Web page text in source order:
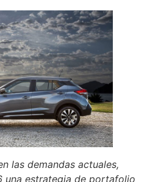
las demandas actuales,
una estrategia de portafolio